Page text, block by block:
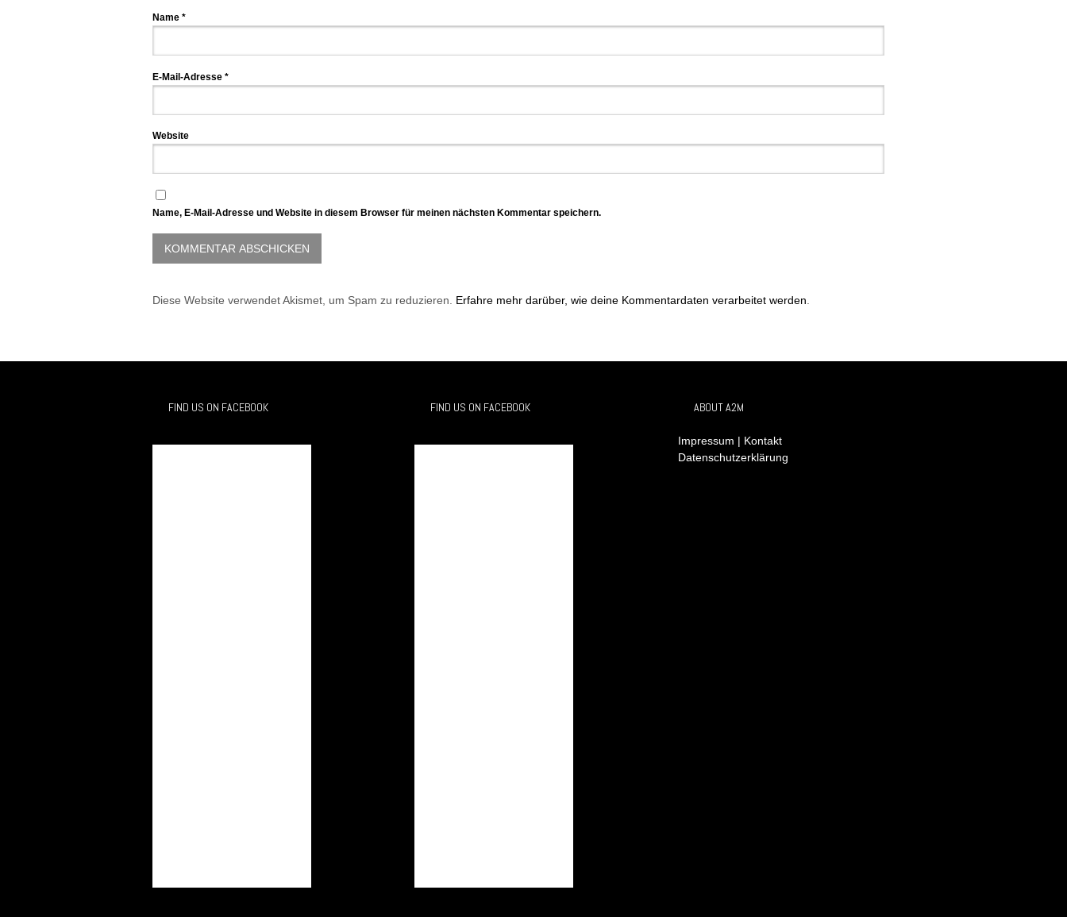
Name *
E-Mail-Adresse *
Website
Name, E-Mail-Adresse und Website in diesem Browser für meinen nächsten Kommentar speichern.
Diese Website verwendet Akismet, um Spam zu reduzieren. Erfahre mehr darüber, wie deine Kommentardaten verarbeitet werden
FIND US ON FACEBOOK FIND US ON FACEBOOK ABOUT A2M
Impressum | Kontakt
Datenschutzerklärung